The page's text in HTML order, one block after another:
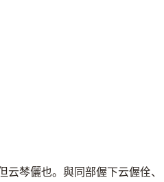
棽儷也。與同部偓下云偓佺、